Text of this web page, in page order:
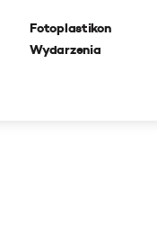
Fotoplastikon
Wydarzenia